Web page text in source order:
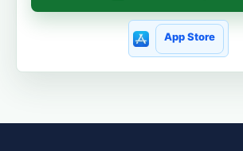
App Store